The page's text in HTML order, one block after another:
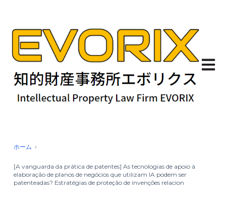
Abrir
ホーム
[A vanguarda da prática de patentes] As tecnologias de apoio à
elaboração de planos de negócios que utilizam IA podem ser
patenteadas? Estratégias de proteção de invenções relacion